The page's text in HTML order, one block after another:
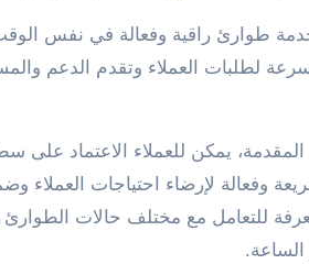
طوارئ راقية وفعالة في نفس
لطلبات العملاء وتقدم الدعم
يمكن للعملاء الاعتماد
وفعالة لإرضاء احتياجات العملاء
للتعامل مع مختلف حالات
الساعة.